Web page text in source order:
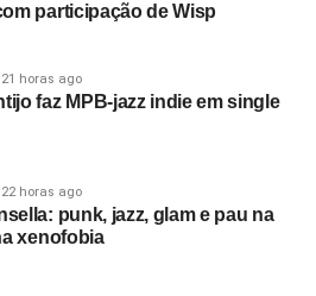
participação de Wisp
21 horas ago
faz MPB-jazz indie em single
22 horas ago
punk, jazz, glam e pau na
xenofobia